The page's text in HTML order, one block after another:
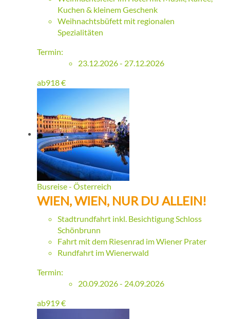
Kuchen & kleinem Geschenk
Weihnachtsbüfett mit regionalen
Spezialitäten
Termin:
23.12.2026 - 27.12.2026
ab918€
Busreise - Österreich
WIEN, WIEN, NUR DU ALLEIN!
Stadtrundfahrt inkl. Besichtigung Schloss
Schönbrunn
Fahrt mit dem Riesenrad im Wiener Prater
Rundfahrt im Wienerwald
Termin:
20.09.2026 - 24.09.2026
ab919€